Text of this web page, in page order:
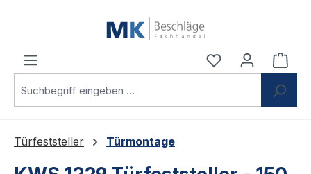
Du hast 0
Türfeststeller Türmontage